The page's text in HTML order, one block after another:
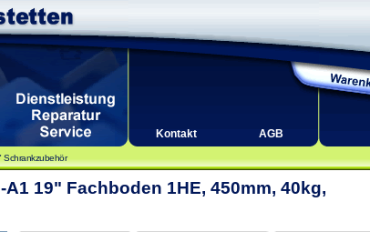
Kontakt AGB
Schrankzubehör
A1 19" Fachboden 1HE, 450mm, 40kg,